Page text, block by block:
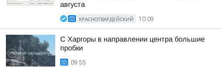
августа
КРАСНОГВАРДЕЙСКИЙ 10:09
С Харгоры в направлении центра большие
пробки
09:55